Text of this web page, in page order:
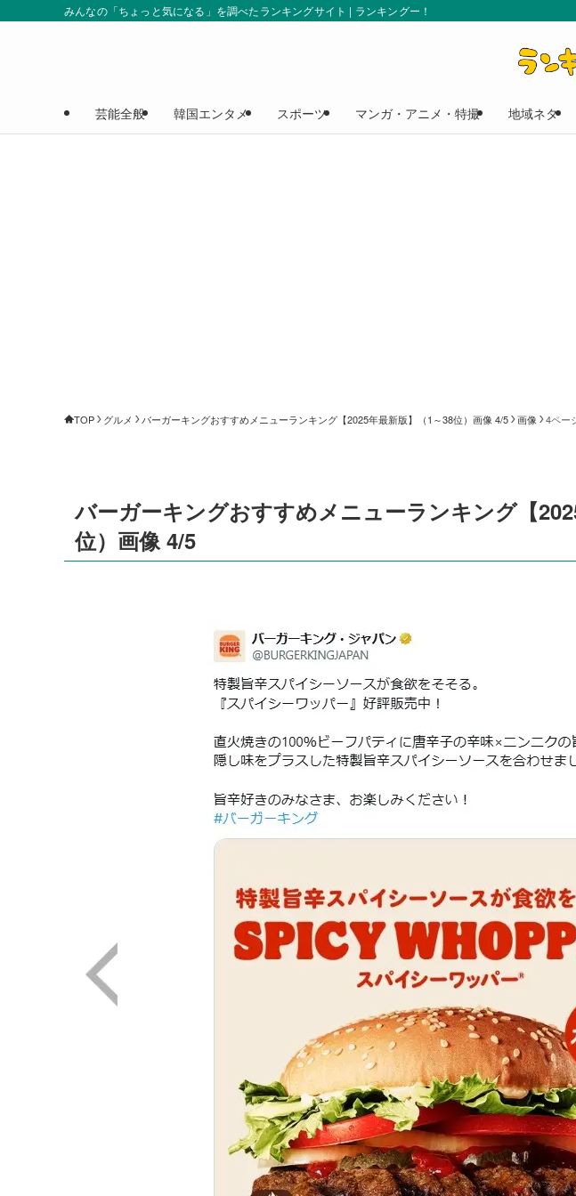
みんなの「ちょっと気になる」を調べたランキングサイト | ランキングー！
芸能全般 韓国エンタメ スポーツ マンガ・アニメ・特撮 地域ネタ
TOP グルメ バーガーキングおすすめメニューランキング【2025年最新版】（1～38位）画像 4/5 画像 4ペー
バーガーキングおすすめメニューランキング【
位）画像 4/5